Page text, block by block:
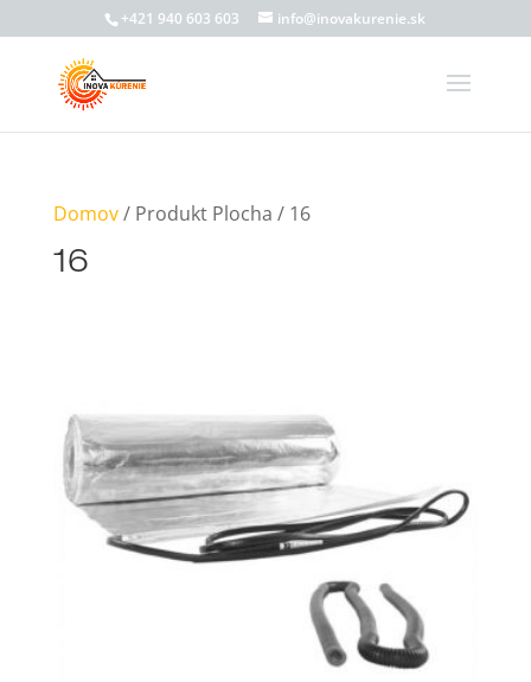
+421 940 603 603 info@inovakurenie.sk
Domov/ Produkt Plocha / 16
16